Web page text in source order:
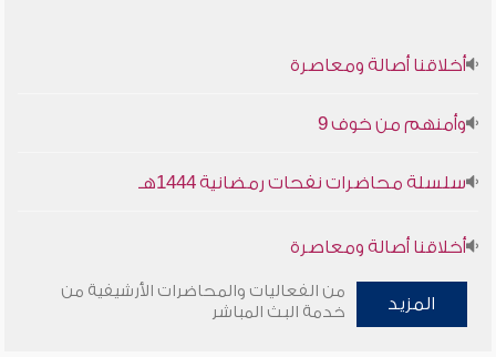
أخلاقنا أصالة ومعاصرة
وأمنهم من خوف 9
سلسلة محاضرات نفحات رمضانية 1444هـ
أخلاقنا أصالة ومعاصرة
وأمنهم من خوف 9
المزيد
من الفعاليات والمحاضرات الأرشيفية من
خدمة البث المباشر